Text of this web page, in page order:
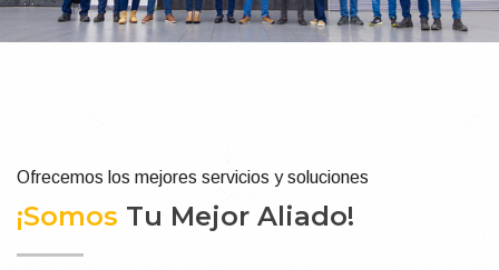
Ofrecemos los mejores servicios y soluciones
¡Somos Tu Mejor Aliado!